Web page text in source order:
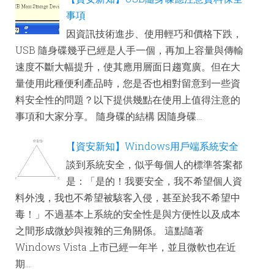
事項
因資訊技術進步、使用輕巧和價格下跌，
USB 隨身碟幾乎已經是人手一個，再加上容量與傳輸
速度不斷大幅提升，使其應用層面日趨寬廣。但在大
量使用此種便利產品時，您是否也相對留意到一些資
料安全性的問題？以下提供幾點在使用上值得注意的
事項和大家分享。 隨身碟的結構 因隨身碟...
【資安新知】Windows用戶端系統安全
談到系統安全，似乎每個人的標準答案都
是：「是的！我要安全，我不希望個人資
料外洩，我也不希望被駭客入侵，甚至於我不希望中
毒！」不過基本上系統的安全性是與方便性以及成本
之間形成微妙與複雜的三角關係。 這點隨著
Windows Vista 上市已經一年半，並且微軟也在近
期...